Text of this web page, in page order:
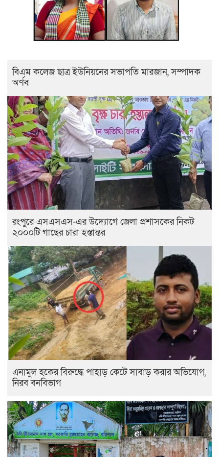
বিএম কলেজ ছাত্র ইউনিয়নের সভাপতি মারজান, সম্পাদক
অর্ণব
রংপুরে এসএসএস-এর উদ্যোগে জেলা প্রশাসকের নিকট
২০০০টি গাছের চারা হস্তান্তর
এনামুল হকের বিরুদ্ধে পাহাড় কেটে সাবাড় করার অভিযোগ,
নিরব বনবিভাগ